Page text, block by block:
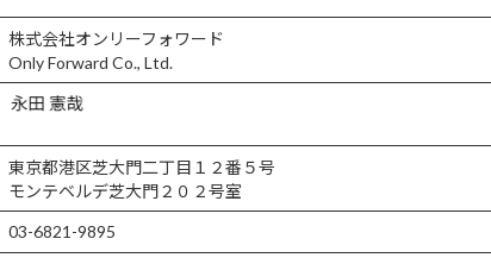
株式会社オンリーフォワード
Only Forward Co., Ltd.
東京都港区芝大門二丁目１２番５号
モンテベルデ芝大門２０２号室
03-6821-9895